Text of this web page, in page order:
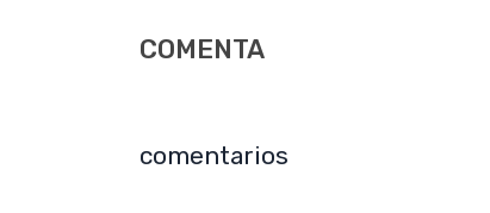
COMENTA
comentarios